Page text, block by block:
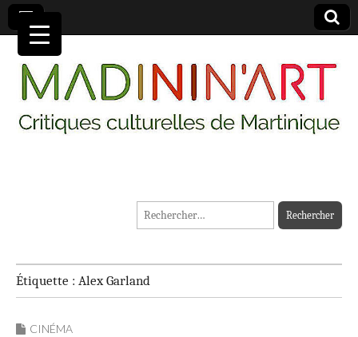
MADININ'ART
Rechercher :
Étiquette : Alex Garland
CINÉMA